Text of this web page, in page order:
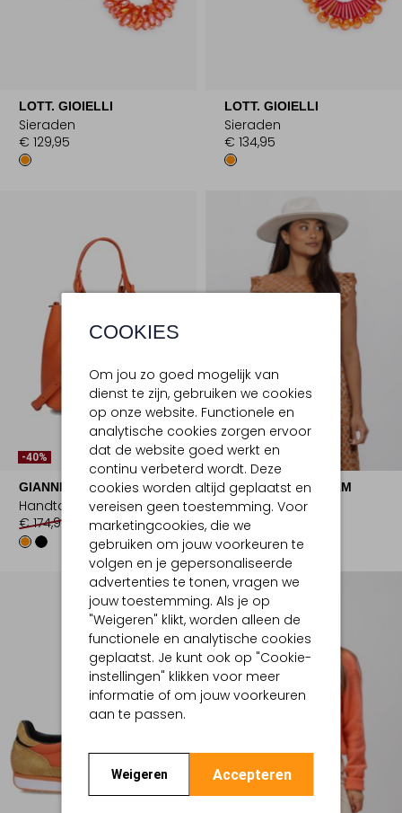
COOKIES
Om jou zo goed mogelijk van
dienst te zijn, gebruiken we cookies
op onze website. Functionele en
analytische cookies zorgen ervoor
dat de website goed werkt en
continu verbeterd wordt. Deze
cookies worden altijd geplaatst en
vereisen geen toestemming. Voor
marketingcookies, die we
gebruiken om jouw voorkeuren te
volgen en je gepersonaliseerde
advertenties te tonen, vragen we
jouw toestemming. Als je op
"Weigeren" klikt, worden alleen de
functionele en analytische cookies
geplaatst. Je kunt ook op "Cookie-
instellingen" klikken voor meer
informatie of om jouw voorkeuren
aan te passen.
Weigeren Accepteren
LOTT. GIOIELLI
Sieraden
€ 129,95
LOTT. GIOIELLI
Sieraden
€ 134,95
-40%
GIANNI CHIARINI
Handtas
€ 174,99
€ 104,99
-20%
AMAYA AMSTERDAM
Top
€ 119,99